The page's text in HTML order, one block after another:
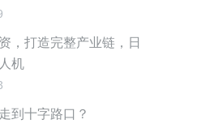
，打造完整产业链，日
机
到十字路口？